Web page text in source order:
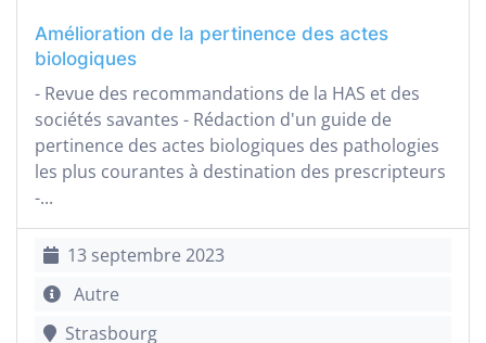
Amélioration de la pertinence des actes
biologiques
- Revue des recommandations de la HAS et des
sociétés savantes - Rédaction d'un guide de
pertinence des actes biologiques des pathologies
les plus courantes à destination des prescripteurs
-...
13 septembre 2023
Autre
Strasbourg